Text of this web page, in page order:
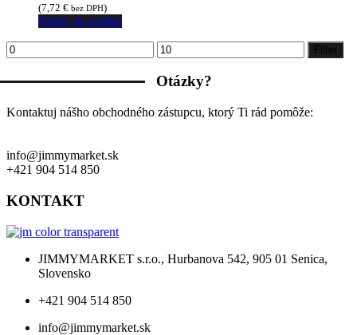
(7,72 € bez DPH)
Pridať do košíka
Minimálna
cena
Maximálna
cena
Filter
Otázky?
Kontaktuj nášho obchodného zástupcu, ktorý Ti rád pomôže:
info@jimmymarket.sk
+421 904 514 850
KONTAKT
JIMMYMARKET s.r.o., Hurbanova 542, 905 01 Senica,
Slovensko
+421 904 514 850
info@jimmymarket.sk